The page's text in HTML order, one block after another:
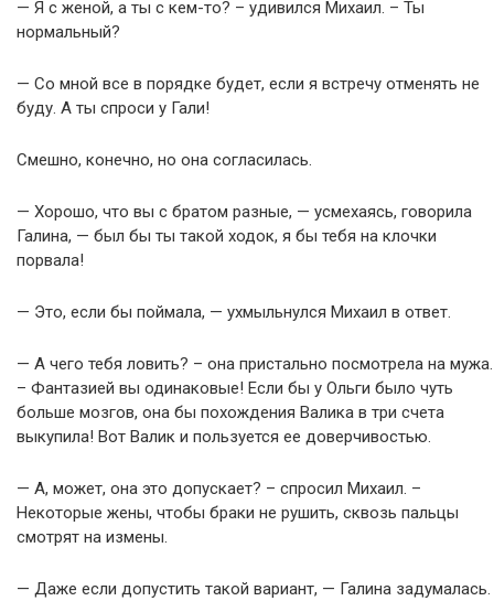
— Я с женой, а ты с кем-то? – удивился Михаил. – Ты
нормальный?
— Со мной все в порядке будет, если я встречу отменять не
буду. А ты спроси у Гали!
Смешно, конечно, но она согласилась.
— Хорошо, что вы с братом разные, — усмехаясь, говорила
Галина, — был бы ты такой ходок, я бы тебя на клочки
порвала!
— Это, если бы поймала, — ухмыльнулся Михаил в ответ.
— А чего тебя ловить? – она пристально посмотрела на мужа.
– Фантазией вы одинаковые! Если бы у Ольги было чуть
больше мозгов, она бы похождения Валика в три счета
выкупила! Вот Валик и пользуется ее доверчивостью.
— А, может, она это допускает? – спросил Михаил. –
Некоторые жены, чтобы браки не рушить, сквозь пальцы
смотрят на измены.
— Даже если допустить такой вариант, — Галина задумалась.